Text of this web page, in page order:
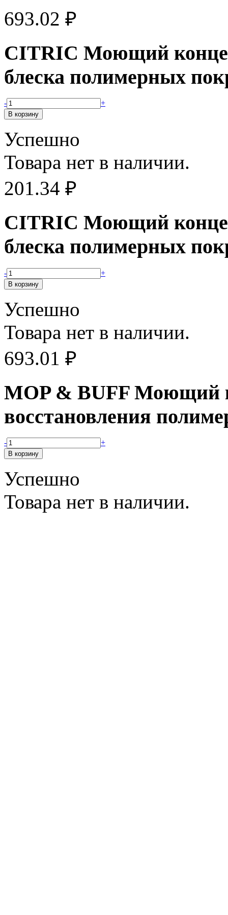
693.02 ₽
CITRIC Моющий
блеска полимерных
- +
Успешно
Товара нет в наличии.
201.34 ₽
CITRIC Моющий
блеска полимерных
- +
Успешно
Товара нет в наличии.
693.01 ₽
MOP & BUFF Моющий
восстановления
- +
Успешно
Товара нет в наличии.